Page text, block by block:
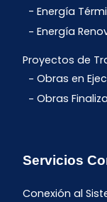
Energía
Energía
Proyectos de
Obras en
Obras
Servicios
Conexión al